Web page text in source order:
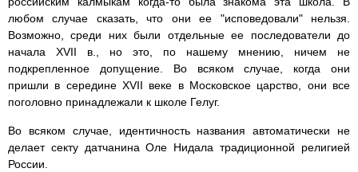
любом случае сказать, что они ее "исповедовали" нельзя.
Возможно, среди них были отдельные ее последователи до
начала XVII в., но это, по нашему мнению, ничем не
подкрепленное допущение. Во всяком случае, когда они
пришли в середине XVII веке в Московское царство, они все
поголовно принадлежали к школе Гелуг.
Во всяком случае, идентичность названия автоматически не
делает секту датчанина Оле Нидала традиционной религией
России.